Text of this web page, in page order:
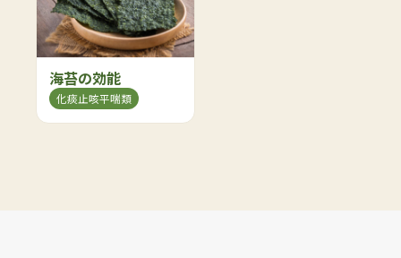
海苔の効能
化痰止咳平喘類